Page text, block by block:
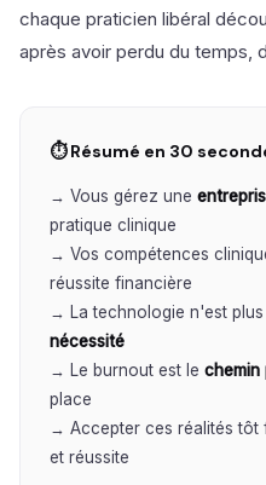
chaque praticien libéral
après avoir perdu du temps,
⏱ Résumé en 30
→ Vous gérez une
pratique clinique
→ Vos compétences
réussite financière
→ La technologie n'est
nécessité
→ Le burnout est le chemin
place
→ Accepter ces réalités tôt
et réussite